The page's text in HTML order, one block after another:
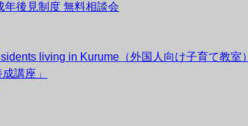
後見制度 無料相談会
living in Kurume（外国人向け子育て教室）
講座」